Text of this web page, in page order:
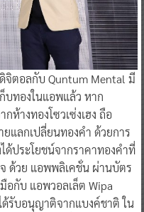
จิตอลกับ Quntum Mental มี
บทองในแอพแล้ว หาก
ห้างทองโซวเซ่งเฮง ถือ
แลกเปลี่ยนทองคำ ด้วยการ
ประโยชน์จากราคาทองคำที่
ด้วย แอพพลิเคชั่น ผ่านบัตร
อกับ แอพวอลเล็ต Wipa
ด้รับอนุญาติจากแบงค์ชาติ ใน